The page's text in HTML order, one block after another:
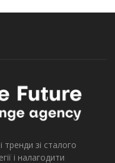
зі сталого
і налагодити